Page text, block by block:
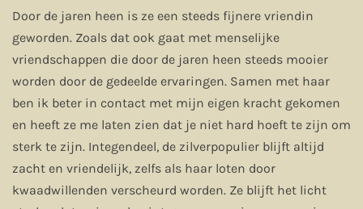
Door de jaren heen is ze een steeds fijnere vriendin
geworden. Zoals dat ook gaat met menselijke
vriendschappen die door de jaren heen steeds mooier
worden door de gedeelde ervaringen. Samen met haar
ben ik beter in contact met mijn eigen kracht gekomen
en heeft ze me laten zien dat je niet hard hoeft te zijn om
sterk te zijn. Integendeel, de zilverpopulier blijft altijd
zacht en vriendelijk, zelfs als haar loten door
kwaadwillenden verscheurd worden. Ze blijft het licht